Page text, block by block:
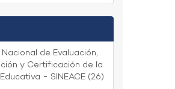
de Evaluación,
y Certificación de la
- SINEACE (26)